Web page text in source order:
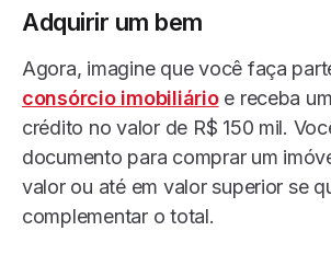
Adquirir um bem
Agora, imagine que você faça
consórcio imobiliárioe receba
crédito no valor de R$ 150 mil.
documento para comprar um
valor ou até em valor superior se
complementar o total.